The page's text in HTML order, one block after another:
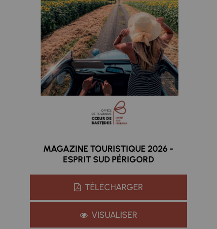
MAGAZINE TOURISTIQUE 2026 -
ESPRIT SUD PÉRIGORD
TÉLÉCHARGER
VISUALISER